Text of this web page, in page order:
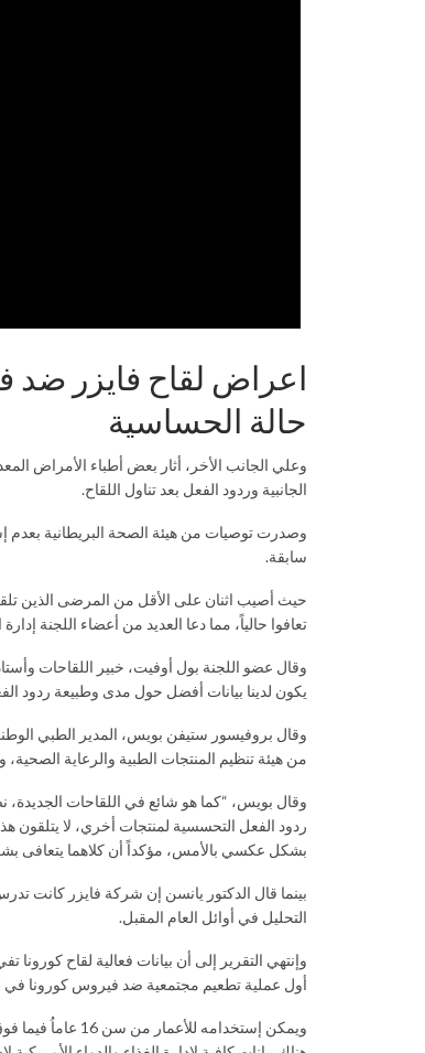
اعراض لقاح فايزر ضد
حالة الحساسية
وعلي الجانب الأخر، أثار بعض أطباء الأمراض
الجانبية وردود الفعل بعد تناول اللقاح.
وصدرت توصيات من هيئة الصحة البريطانية بعدم
سابقة.
حيث أصيب اثنان على الأقل من المرضى الذين
تعافوا حالياً، مما دعا العديد من أعضاء اللجنة
وقال عضو اللجنة بول أوفيت، خبير اللقاحات
يكون لدينا بيانات أفضل حول مدى وطبيعة ردود
وقال بروفيسور ستيفن بويس، المدير الطبي
من هيئة تنظيم المنتجات الطبية والرعاية الصحية،
ردود الفعل التحسسية لمنتجات أخري، لا
بشكل عكسي بالأمس، مؤكداً أن كلاهما يتعافى
بينما قال الدكتور يانسن إن شركة فايزر كانت
التحليل في أوائل العام المقبل.
وإنتهي التقرير إلى أن بيانات فعالية لقاح
أول عملية تطعيم مجتمعية ضد فيروس كورونا في
ويمكن إستخدامه